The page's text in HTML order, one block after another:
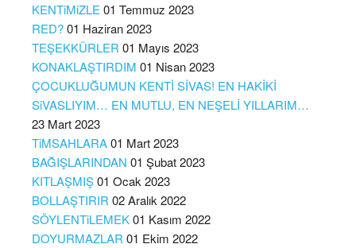
KENTiMiZLE 01 Temmuz 2023
RED?01 Haziran 2023
TEŞEKKÜRLER 01 Mayıs 2023
KONAKLAŞTIRDIM 01 Nisan 2023
ÇOCUKLUĞUMUN KENTİ SİVAS! EN HAKİKİ
SiVASLIYIM… EN MUTLU, EN NEŞELİ YILLARIM…
23 Mart 2023
TiMSAHLARA01 Mart 2023
BAĞIŞLARINDAN 01 Şubat 2023
KITLAŞMIŞ01 Ocak 2023
BOLLAŞTIRIR 02 Aralık 2022
SÖYLENTiLEMEK01 Kasım 2022
DOYURMAZLAR 01 Ekim 2022